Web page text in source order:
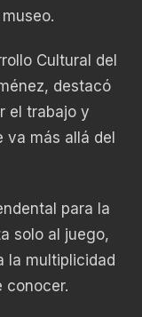
Cultural del
destacó
el trabajo y
más allá del
para la
solo al juego,
la multiplicidad
conocer.